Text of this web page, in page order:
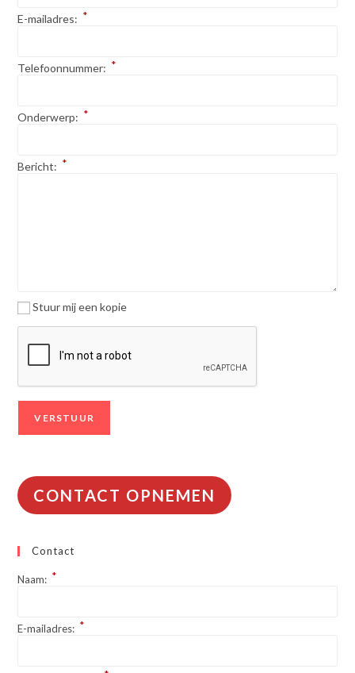
E-mailadres: *
Telefoonnummer: *
Onderwerp: *
Bericht: *
Stuur mij een kopie
CONTACT OPNEMEN
Contact
Naam: *
E-mailadres: *